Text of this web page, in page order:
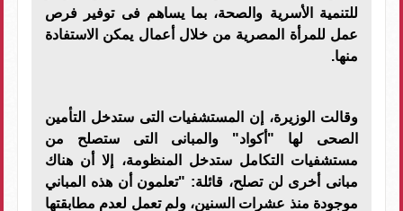
للتنمية الأسرية والصحة، بما يساهم فى توفير فرص
عمل للمرأة المصرية من خلال أعمال يمكن الاستفادة
منها.
وقالت الوزيرة، إن المستشفيات التى ستدخل التأمين
الصحى لها "أكواد" والمبانى التى ستصلح من
مستشفيات التكامل ستدخل المنظومة، إلا أن هناك
مبانى أخرى لن تصلح، قائلة: "تعلمون أن هذه المباني
موجودة منذ عشرات السنين، ولم تعمل لعدم مطابقتها